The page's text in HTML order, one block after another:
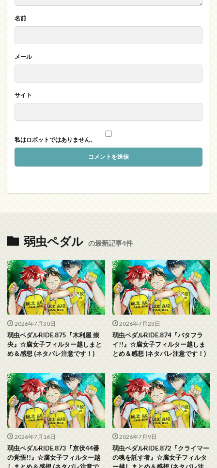
名前
メール
サイト
私はロボットではありません。
弱虫ペダル の最新記事4件
2026年7月30日
弱虫ペダルRIDE.875『木利屋 崇
央』☆腐女子フィルター越しまと
め＆感想 (ネタバレ注意です！)
2026年7月23日
弱虫ペダルRIDE.874『バタフラ
イ!!』☆腐女子フィルター越しま
とめ＆感想 (ネタバレ注意です！)
2026年7月16日
弱虫ペダルRIDE.873『京伏44番
の覚悟!!』☆腐女子フィルター越
2026年7月9日
弱虫ペダルRIDE.872『クライマー
の魂を託す者』☆腐女子フィルタ